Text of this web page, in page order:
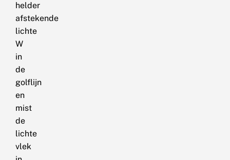
helder
afstekende
lichte
W
in
de
golflijn
en
mist
de
lichte
vlek